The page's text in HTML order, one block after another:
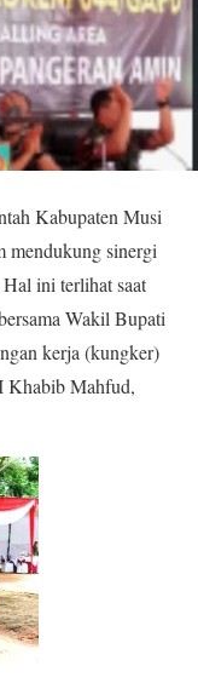
Kabupaten Musi
mendukung sinergi
ini terlihat saat
Wakil Bupati
kerja (kungker)
Khabib Mahfud,